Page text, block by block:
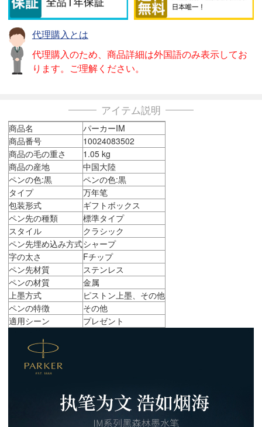
代理購入とは
代理購入のため、商品詳細は外国語のみ表示してお
ります。ご理解ください。
アイテム説明
商品名
パーカーIM
商品番号
10024083502
商品の毛の重さ
1.05 kg
商品の産地
中国大陸
ペンの色:黒
ペンの色:黒
タイプ
万年笔
包装形式
ギフトボックス
ペン先の種類
標準タイプ
スタイル
クラシック
ペン先埋め込み方式シャープ
字の太さ
Fチップ
ペン先材質
ステンレス
ペンの材質
金属
上墨方式
ピストン上墨、その他
ペンの特徴
その他
適用シーン
プレゼント